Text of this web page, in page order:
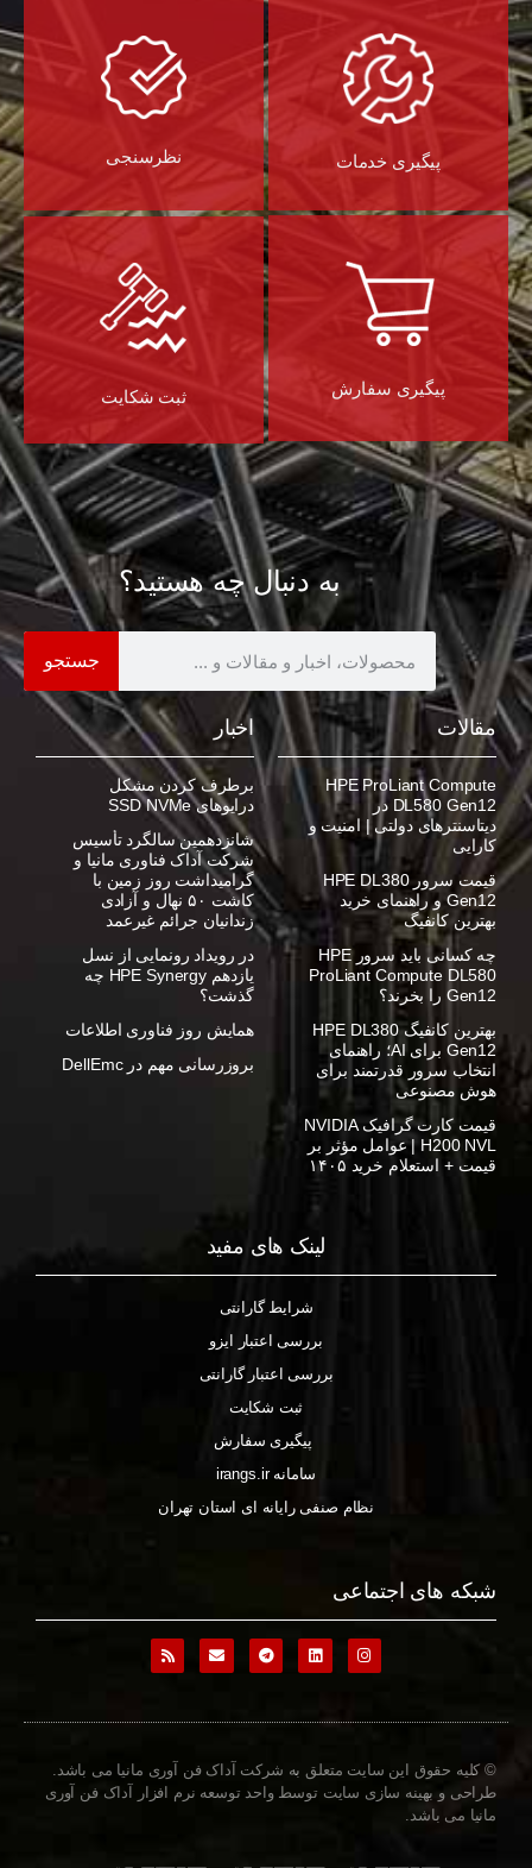
پیگیری خدمات نظرسنجی
پیگیری سفارش ثبت شکایت
به دنبال چه هستید؟
جستجو
مقالات
HPE ProLiant Compute
DL580 Gen12 در
دیتاسنترهای دولتی | امنیت و
کارایی
قیمت سرور HPE DL380
Gen12 و راهنمای خرید
بهترین کانفیگ
چه کسانی باید سرور HPE
ProLiant Compute DL580
Gen12 را بخرند؟
بهترین کانفیگ HPE DL380
Gen12 برای AI؛ راهنمای
انتخاب سرور قدرتمند برای
هوش مصنوعی
قیمت کارت گرافیک NVIDIA
H200 NVL | عوامل مؤثر بر
قیمت + استعلام خرید ۱۴۰۵
اخبار
برطرف کردن مشکل
درایوهای SSD NVMe
شانزدهمین سالگرد تأسیس
شرکت آداک فناوری مانیا و
گرامیداشت روز زمین با
کاشت ۵۰ نهال و آزادی
زندانیان جرائم غیرعمد
در رویداد رونمایی از نسل
یازدهم HPE Synergy چه
گذشت؟
همایش روز فناوری اطلاعات
بروزرسانی مهم در DellEmc
لینک های مفید
شرایط گارانتی
بررسی اعتبار ایزو
بررسی اعتبار گارانتی
ثبت شکایت
پیگیری سفارش
سامانه irangs.ir
نظام صنفی رایانه ای استان تهران
شبکه های اجتماعی
© کلیه حقوق این سایت متعلق به شرکت آداک فن آوری مانیا می باشد.
طراحی و بهینه سازی سایت توسط واحد توسعه نرم افزار آداک فن آوری
مانیا می باشد.